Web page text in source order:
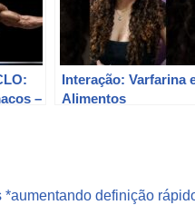
–
Interação: Varfarina
Alimentos
*aumentando definição